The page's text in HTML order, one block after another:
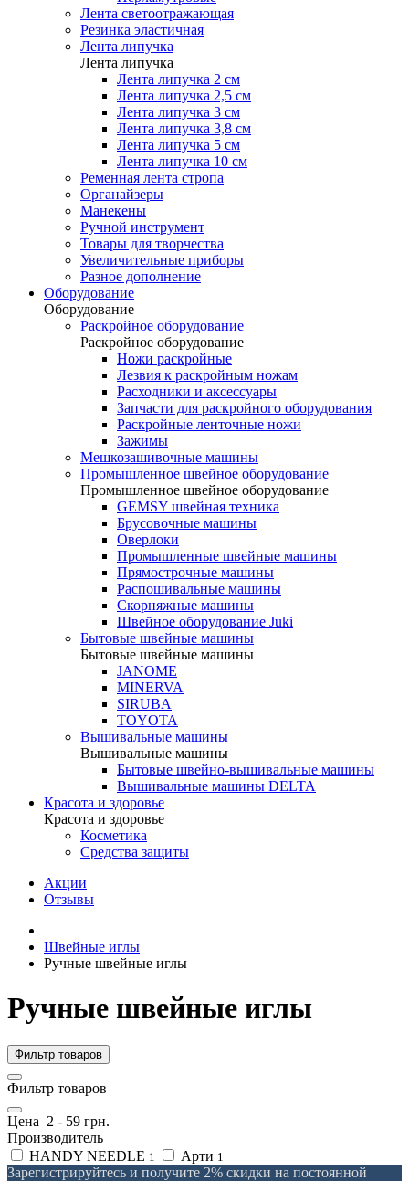
Лента светоотражающая
Резинка эластичная
Лента липучка
Лента липучка
Лента липучка 2 см
Лента липучка 2,5 см
Лента липучка 3 см
Лента липучка 3,8 см
Лента липучка 5 см
Лента липучка 10 см
Ременная лента стропа
Органайзеры
Манекены
Ручной инструмент
Товары для творчества
Увеличительные приборы
Разное дополнение
Оборудование
Оборудование
Раскройное оборудование
Раскройное оборудование
Ножи раскройные
Лезвия к раскройным ножам
Расходники и аксессуары
Запчасти для раскройного оборудования
Раскройные ленточные ножи
Зажимы
Мешкозашивочные машины
Промышленное швейное оборудование
Промышленное швейное оборудование
GEMSY швейная техника
Брусовочные машины
Оверлоки
Промышленные швейные машины
Прямострочные машины
Распошивальные машины
Скорняжные машины
Швейное оборудование Juki
Бытовые швейные машины
Бытовые швейные машины
JANOME
MINERVA
SIRUBA
TOYOTA
Вышивальные машины
Вышивальные машины
Бытовые швейно-вышивальные машины
Вышивальные машины DELTA
Красота и здоровье
Красота и здоровье
Косметика
Средства защиты
Акции
Отзывы
Швейные иглы
Ручные швейные иглы
Ручные швейные иглы
Фильтр товаров
Фильтр товаров
Цена 2 - 59 грн.
Производитель
HANDY NEEDLE 1 Арти 1
Зарегистрируйтесь и получите 2% скидки на постоянной